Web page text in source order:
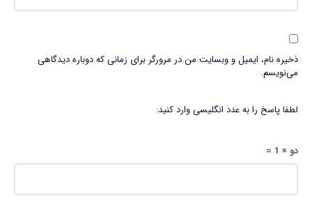
ذخیره نام، ایمیل و وبسایت من در مرورگر برای زمانی که دوباره دیدگاهی
می‌نویسم.
لطفا پاسخ را به عدد انگلیسی وارد کنید:
دو × 1 =